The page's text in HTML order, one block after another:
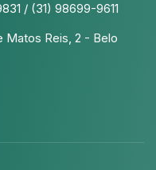
/ (31) 98699-9611
Matos Reis, 2 - Belo